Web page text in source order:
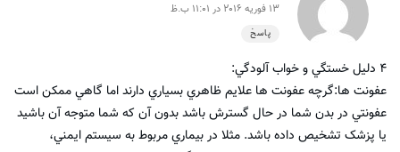
13 فوریه 2016 در 11:01 ب.ظ
پاسخ
۴ دليل خستگي و خواب آلودگي:
عفونت‌ ها:گرچه عفونت‌ ها علايم ظاهري بسياري دارند اما گاهي ممکن است
عفونتي در بدن شما در حال گسترش باشد بدون آن که شما متوجه آن باشيد
يا پزشک تشخيص داده باشد. مثلا در بيماري مربوط به سيستم ايمني،